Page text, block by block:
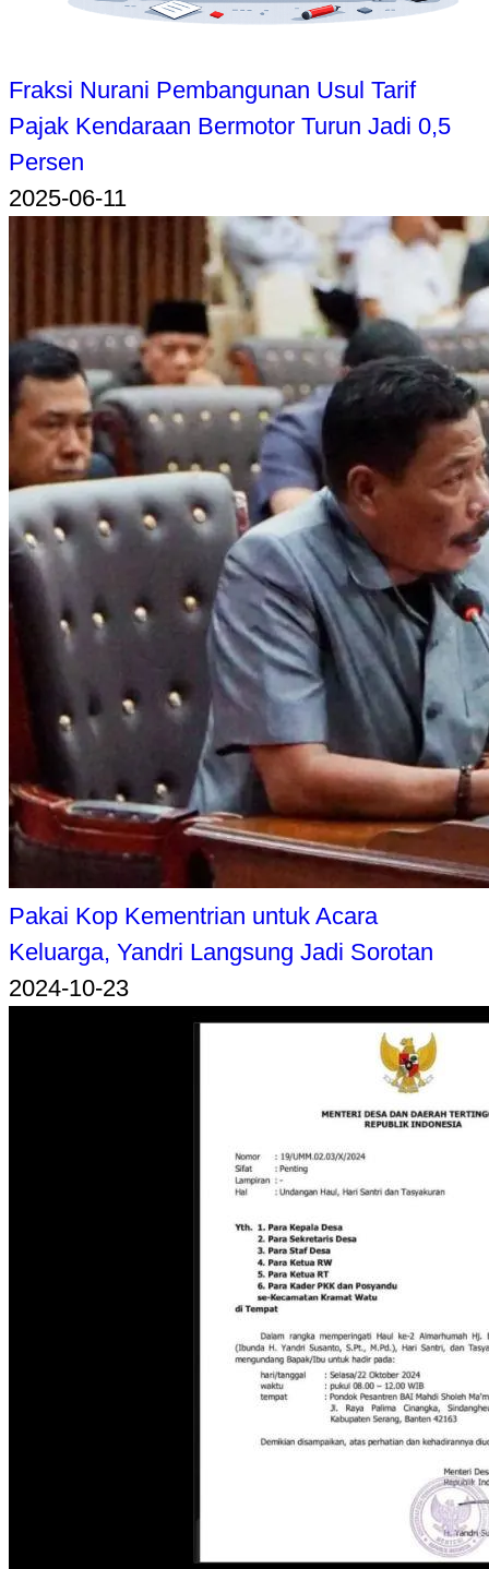
Fraksi Nurani Pembangunan Usul Tarif
Pajak Kendaraan Bermotor Turun Jadi 0,5
Persen
2025-06-11
Pakai Kop Kementrian untuk Acara
Keluarga, Yandri Langsung Jadi Sorotan
2024-10-23